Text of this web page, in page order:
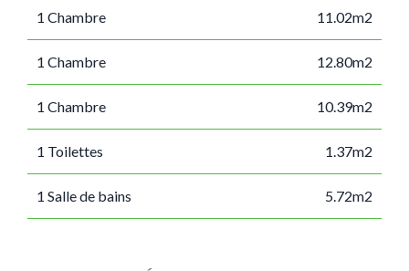
1 Chambre 11.02m2
1 Chambre 12.80m2
1 Chambre 10.39m2
1 Toilettes 1.37m2
1 Salle de bains 5.72m2